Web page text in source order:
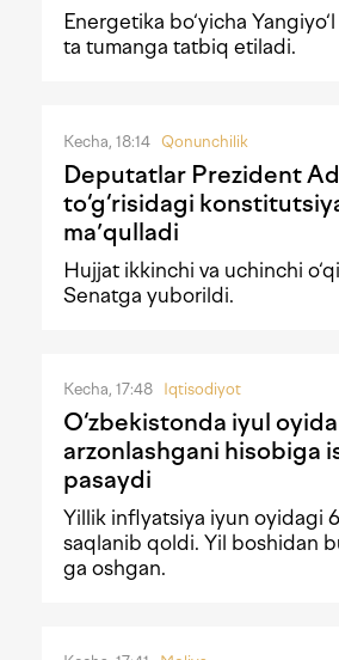
Energetika bo‘yicha
ta tumanga tatbiq etiladi.
Kecha, 18:14 Qonunchilik
Deputatlar Prezident
to‘g‘risidagi
maʼqulladi
Hujjat ikkinchi va uchinchi
Senatga yuborildi.
Kecha, 17:48 Iqtisodiyot
O‘zbekistonda iyul
arzonlashgani hisobiga
pasaydi
Yillik inflyatsiya iyun oyidagi
saqlanib qoldi. Yil boshidan
ga oshgan.